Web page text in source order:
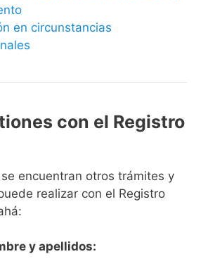
en circunstancias
con el Registro
encuentran otros trámites y
realizar con el Registro
y apellidos: